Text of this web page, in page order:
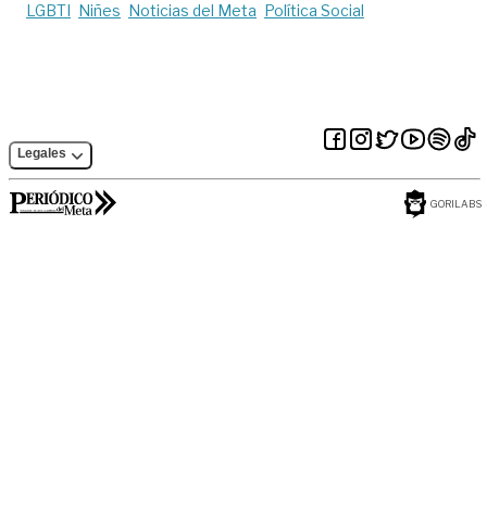
LGBTI Niñes Noticias del Meta Política Social
Legales
GORILABS